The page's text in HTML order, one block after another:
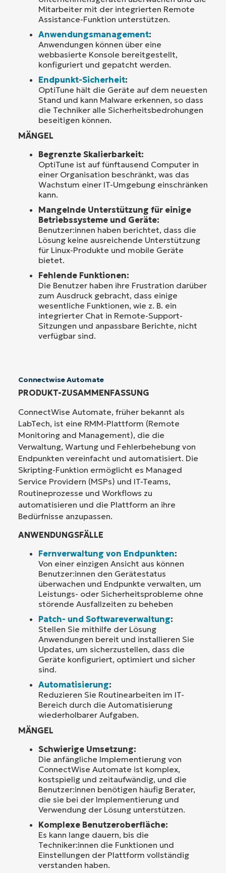
Mitarbeiter mit der integrierten Remote
Assistance-Funktion unterstützen.
Anwendungsmanagement:
Anwendungen können über eine
webbasierte Konsole bereitgestellt,
konfiguriert und gepatcht werden.
Endpunkt-Sicherheit:
OptiTune hält die Geräte auf dem neuesten
Stand und kann Malware erkennen, so dass
die Techniker alle Sicherheitsbedrohungen
beseitigen können.
MÄNGEL
Begrenzte Skalierbarkeit:
OptiTune ist auf fünftausend Computer in
einer Organisation beschränkt, was das
Wachstum einer IT-Umgebung einschränken
kann.
Mangelnde Unterstützung für einige
Betriebssysteme und Geräte:
Benutzer:innen haben berichtet, dass die
Lösung keine ausreichende Unterstützung
für Linux-Produkte und mobile Geräte
bietet.
Fehlende Funktionen:
Die Benutzer haben ihre Frustration darüber
zum Ausdruck gebracht, dass einige
wesentliche Funktionen, wie z. B. ein
integrierter Chat in Remote-Support-
Sitzungen und anpassbare Berichte, nicht
verfügbar sind.
Connectwise Automate
PRODUKT-ZUSAMMENFASSUNG
ConnectWise Automate, früher bekannt als
LabTech, ist eine RMM-Plattform (Remote
Monitoring and Management), die die
Verwaltung, Wartung und Fehlerbehebung von
Endpunkten vereinfacht und automatisiert. Die
Skripting-Funktion ermöglicht es Managed
Service Providern (MSPs) und IT-Teams,
Routineprozesse und Workflows zu
automatisieren und die Plattform an ihre
Bedürfnisse anzupassen.
ANWENDUNGSFÄLLE
Fernverwaltung von Endpunkten:
Von einer einzigen Ansicht aus können
Benutzer:innen den Gerätestatus
überwachen und Endpunkte verwalten, um
Leistungs- oder Sicherheitsprobleme ohne
störende Ausfallzeiten zu beheben
Patch- und Softwareverwaltung:
Stellen Sie mithilfe der Lösung
Anwendungen bereit und installieren Sie
Updates, um sicherzustellen, dass die
Geräte konfiguriert, optimiert und sicher
sind.
Automatisierung:
Reduzieren Sie Routinearbeiten im IT-
Bereich durch die Automatisierung
wiederholbarer Aufgaben.
MÄNGEL
Schwierige Umsetzung:
Die anfängliche Implementierung von
ConnectWise Automate ist komplex,
kostspielig und zeitaufwändig, und die
Benutzer:innen benötigen häufig Berater,
die sie bei der Implementierung und
Verwendung der Lösung unterstützen.
Komplexe Benutzeroberfläche:
Es kann lange dauern, bis die
Techniker:innen die Funktionen und
Einstellungen der Plattform vollständig
verstanden haben.